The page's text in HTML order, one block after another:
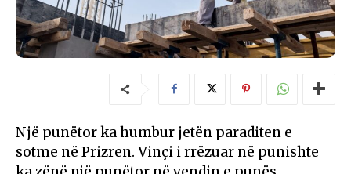
Një punëtor ka humbur jetën paraditen e
sotme në Prizren. Vinçi i rrëzuar në punishte